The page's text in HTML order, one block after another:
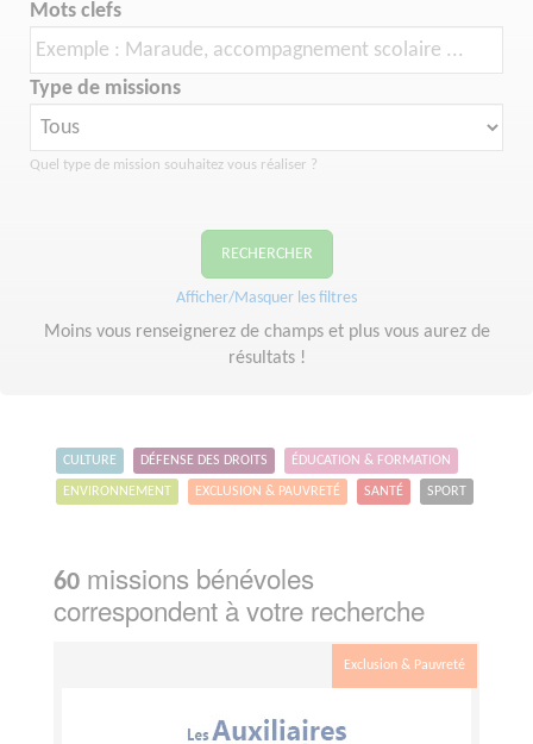
Mots clefs
Type de missions
Quel type de mission souhaitez vous réaliser ?
RECHERCHER
Afficher/Masquer les filtres
Moins vous renseignerez de champs et plus vous aurez de
résultats !
CULTURE DÉFENSE DES DROITS ÉDUCATION & FORMATION
ENVIRONNEMENT EXCLUSION & PAUVRETÉ SANTÉ SPORT
60 missions bénévoles
correspondent à votre recherche
Exclusion & Pauvreté